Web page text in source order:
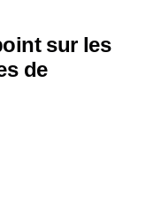
sur les
de